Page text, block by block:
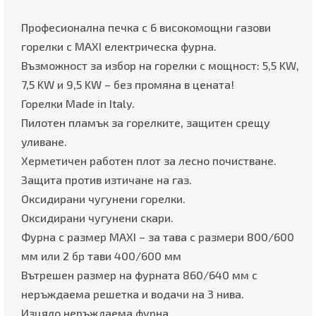
Професионална печка с 6 високомощни газови
горелки с MAXI електрическа фурна.
Възможност за избор на горелки с мощност: 5,5 KW,
7,5 KW и 9,5 KW – без промяна в цената!
Горелки Made in Italy.
Пилотен пламък за горелките, защитен срещу
уливане.
Херметичен работен плот за лесно почистване.
Защита против изтичане на газ.
Оксидирани чугунени горелки.
Оксидирани чугунени скари.
Фурна с размер MAXI – за тава с размери 800/600
мм или 2 бр тави 400/600 мм
Вътрешен размер на фурната 860/640 мм с
неръждаема решетка и водачи на 3 нива.
Изцяло неръждаема фурна.